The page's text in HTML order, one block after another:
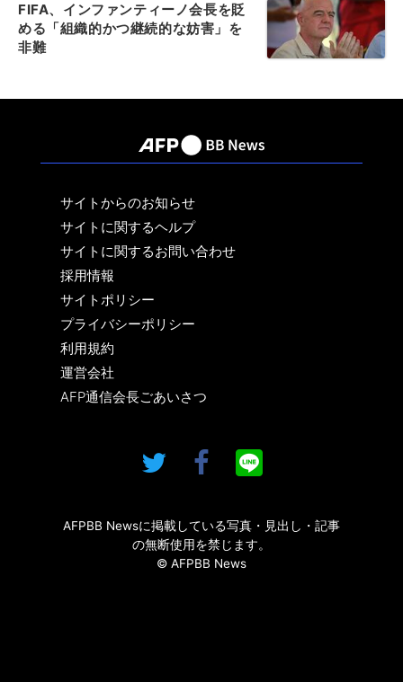
FIFA、インファンティーノ会長を貶
める「組織的かつ継続的な妨害」を
非難
サイトからのお知らせ
サイトに関するヘルプ
サイトに関するお問い合わせ
採用情報
サイトポリシー
プライバシーポリシー
利用規約
運営会社
AFP通信会長ごあいさつ
AFPBB Newsに掲載している写真・見出し・記事
の無断使用を禁じます。
© AFPBB News